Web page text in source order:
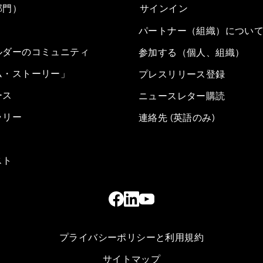
）
ーのコミュニティ
ストーリー」
リー
サインイン
パートナー（組織）につい
参加する（個人、組織）
プレスリリース登録
ニュースレター購読
連絡先 (英語のみ)
プライバシーポリシーと利用規約
サイトマップ